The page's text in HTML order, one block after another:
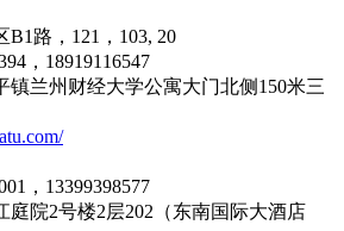
路，121，103, 20
，18919116547
镇兰州财经大学公寓大门北侧150米三
，13399398577
庭院2号楼2层202（东南国际大酒店